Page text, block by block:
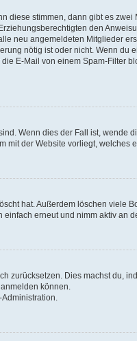
diese stimmen, dann gibt es zwei
den
neu angemeldeten Mitglieder
nötig ist oder nicht. Wenn du
E-Mail von einem Spam-Filter
Wenn dies der Fall ist, wende
der Website vorliegt, welches
hat. Außerdem löschen viele
erneut und nimm aktiv an
zurücksetzen. Dies machst du,
können.